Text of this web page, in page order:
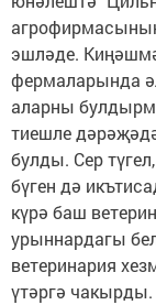
эшләде.
фермаларында
аларны
тиешле
булды. Сер
бүген дә
күрә баш
урыннардагы
ветеринария
үтәргә